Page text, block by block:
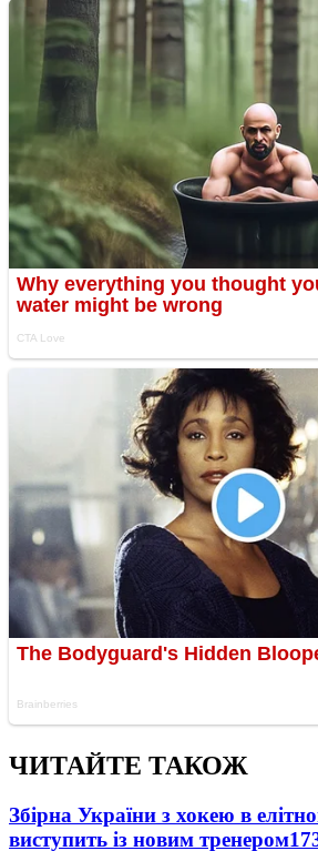
ЧИТАЙТЕ ТАКОЖ
Збірна України з хокею в
виступить із новим тренером